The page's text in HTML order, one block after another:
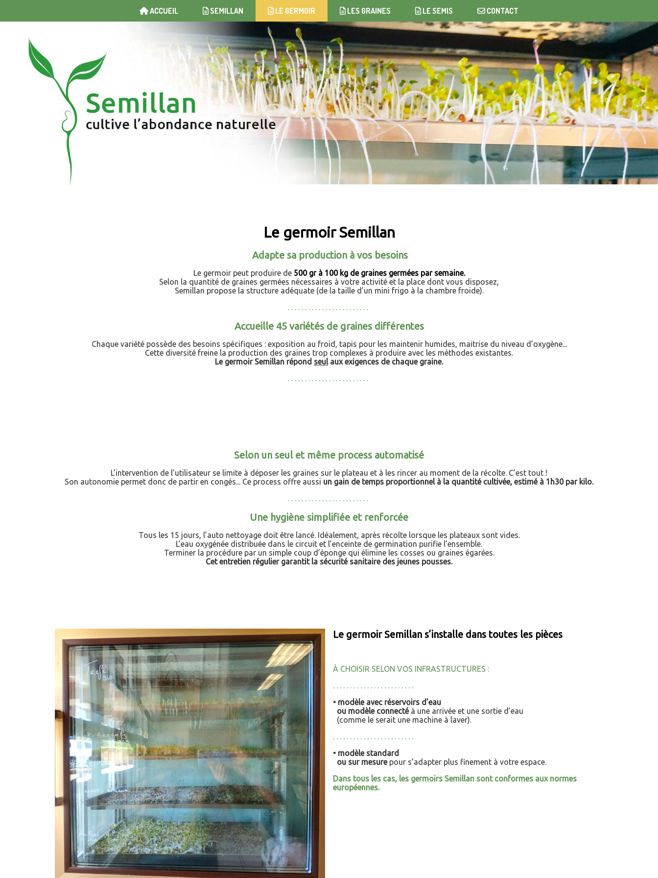
ACCUEIL SEMILLAN LE GERMOIR LES GRAINES LE SEMIS CONTACT
Le germoir Semillan
Adapte sa production à vos besoins
Le germoir peut produire de 500 gr à 100 kg de graines germées par semaine.
Selon la quantité de graines germées nécessaires à votre activité et la place dont vous disposez,
Semillan propose la structure adéquate (de la taille d’un mini frigo à la chambre froide).
Accueille 45 variétés de graines différentes
Chaque variété possède des besoins spécifiques : exposition au froid, tapis pour les maintenir humides, maitrise du niveau d’oxygène...
Cette diversité freine la production des graines trop complexes à produire avec les méthodes existantes.
Le germoir Semillan répond seul aux exigences de chaque graine.
Selon un seul et même process automatisé
L’intervention de l’utilisateur se limite à déposer les graines sur le plateau et à les rincer au moment de la récolte. C’est tout !
Son autonomie permet donc de partir en congés... Ce process offre aussi un gain de temps proportionnel à la quantité cultivée, estimé à 1h30 par kilo.
Une hygiène simplifiée et renforcée
Tous les 15 jours, l’auto nettoyage doit être lancé. Idéalement, après récolte lorsque les plateaux sont vides.
L’eau oxygénée distribuée dans le circuit et l’enceinte de germination purifie l’ensemble.
Terminer la procédure par un simple coup d’éponge qui élimine les cosses ou graines égarées.
Cet entretien régulier garantit la sécurité sanitaire des jeunes pousses.
Le germoir Semillan s’installe dans toutes les pièces
À CHOISIR SELON VOS INFRASTRUCTURES :
• modèle avec réservoirs d’eau
ou modèle connectéà une arrivée et une sortie d’eau
(comme le serait une machine à laver).
• modèle standard
ou sur mesurepour s’adapter plus finement à votre espace.
Dans tous les cas, les germoirs Semillan sont conformes aux normes
européennes.